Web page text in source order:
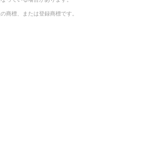
商標、または登録商標です。